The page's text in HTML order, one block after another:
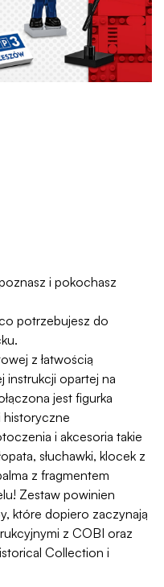
i pokochasz
potrzebujesz do
z łatwością
instrukcji opartej na
jest figurka
historyczne
i akcesoria takie
słuchawki, klocek z
z fragmentem
Zestaw powinien
które dopiero zaczynają
z COBI oraz
Collection i